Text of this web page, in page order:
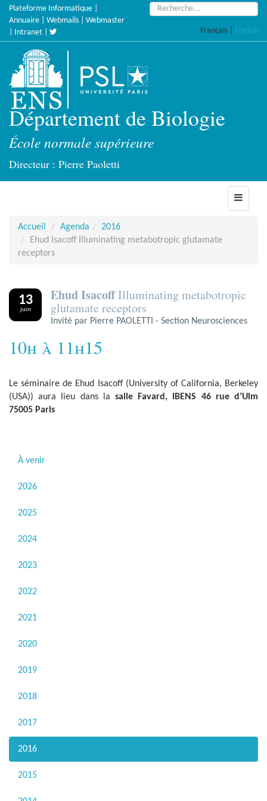
Accèder
directement
Plateforme Informatique
Annuaire
Webmails
Webmaster
Intranet
Rechercher :
Français English
Département de Biologie
École normale supérieure
Directeur : Pierre Paoletti
Toggle
Accueil
Agenda
2016
Ehud Isacoff Illuminating metabotropic glutamate
receptors
13
juin
Ehud IsacoffIlluminating metabotropic
glutamate receptors
Invité par Pierre PAOLETTI - Section Neurosciences
10h à 11h15
Le séminaire de Ehud Isacoff (University of California, Berkeley
(USA)) aura lieu dans la salle Favard, IBENS 46 rue d’Ulm
75005 Paris
À venir
2026
2025
2024
2023
2022
2021
2020
2019
2018
2017
2016
2015